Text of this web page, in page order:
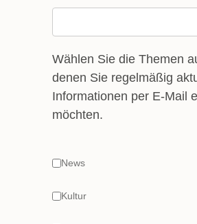
Wählen Sie die Themen
denen Sie regelmäßig
Informationen per E-Mail
möchten.
News
Kultur